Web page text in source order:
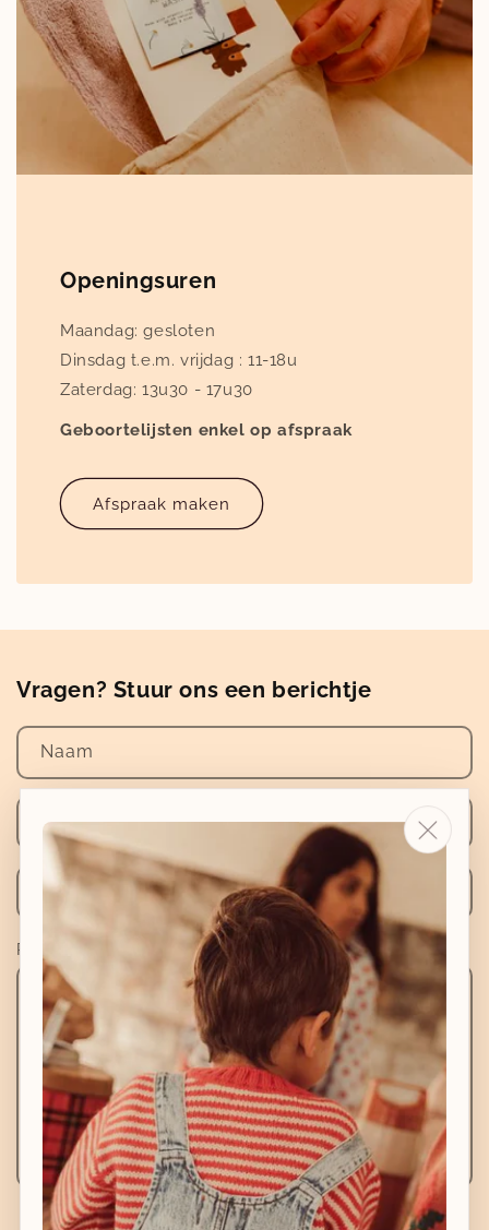
Openingsuren
Maandag: gesloten
Dinsdag t.e.m. vrijdag : 11-18u
Zaterdag: 13u30 - 17u30
Geboortelijsten enkel op afspraak
Afspraak maken
Vragen? Stuur ons een berichtje
Naam
E‑mail*
Telefoonnummer
Reactie